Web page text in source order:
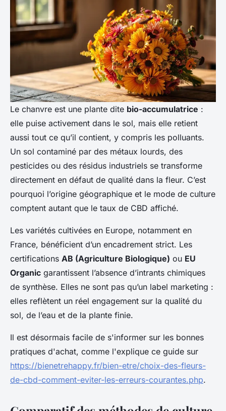
Le chanvre est une plante dite bio-accumulatrice :
elle puise activement dans le sol, mais elle retient
aussi tout ce qu’il contient, y compris les polluants.
Un sol contaminé par des métaux lourds, des
pesticides ou des résidus industriels se transforme
directement en défaut de qualité dans la fleur. C’est
pourquoi l’origine géographique et le mode de culture
comptent autant que le taux de CBD affiché.
Les variétés cultivées en Europe, notamment en
France, bénéficient d’un encadrement strict. Les
certifications AB (Agriculture Biologique) ou EU
Organic garantissent l’absence d’intrants chimiques
de synthèse. Elles ne sont pas qu’un label marketing :
elles reflètent un réel engagement sur la qualité du
sol, de l’eau et de la plante finie.
Il est désormais facile de s'informer sur les bonnes
pratiques d'achat, comme l'explique ce guide sur
https://bienetrehappy.fr/bien-etre/choix-des-fleurs-
de-cbd-comment-eviter-les-erreurs-courantes.php.